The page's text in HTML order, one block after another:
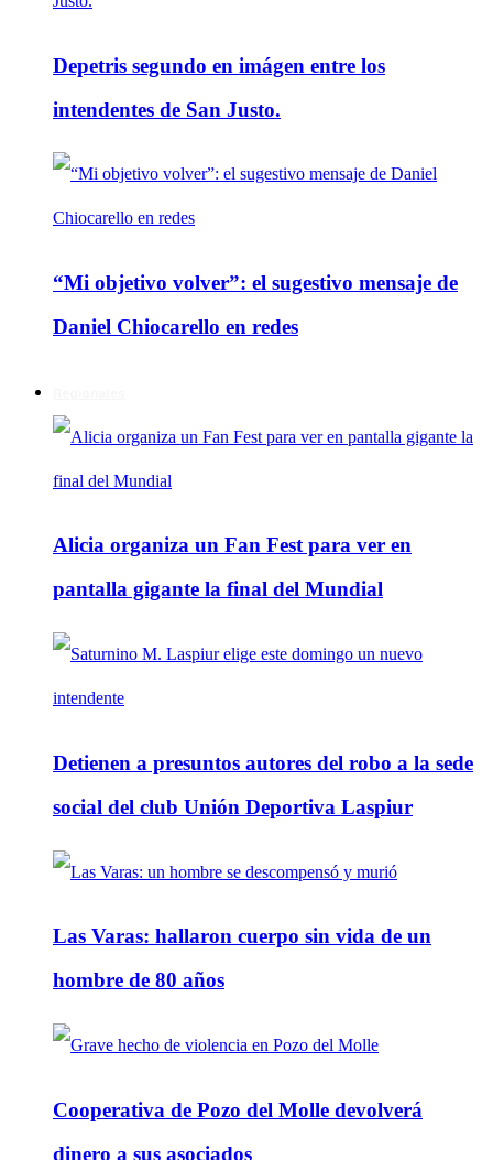
Depetris segundo en imágen entre los
intendentes de San Justo.
“Mi objetivo volver”: el sugestivo mensaje de
Daniel Chiocarello en redes
Alicia organiza un Fan Fest para ver en
pantalla gigante la final del Mundial
Detienen a presuntos autores del robo a la sede
social del club Unión Deportiva Laspiur
Las Varas: hallaron cuerpo sin vida de un
hombre de 80 años
Cooperativa de Pozo del Molle devolverá
dinero a sus asociados